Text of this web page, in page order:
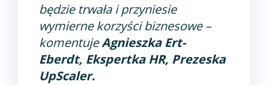
będzie trwała i przyniesie
wymierne korzyści biznesowe–
komentujeAgnieszka Ert-
Eberdt, Ekspertka HR, Prezeska
UpScaler.